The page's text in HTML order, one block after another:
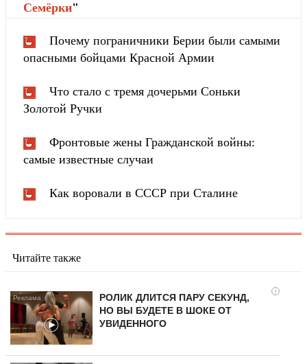
Cемёрки"
Почему пограничники Берии были самыми
опасными бойцами Красной Армии
Что стало с тремя дочерьми Соньки
Золотой Ручки
Фронтовые жены Гражданской войны:
самые известные случаи
Как воровали в СССР при Сталине
Читайте также
i
РОЛИК ДЛИТСЯ ПАРУ СЕКУНД,
НО ВЫ БУДЕТЕ В ШОКЕ ОТ
УВИДЕННОГО